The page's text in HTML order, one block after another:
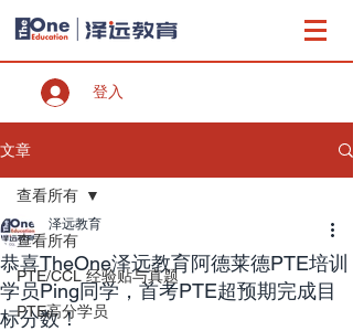
登入
文章
查看所有
PTE/CCL 经验贴与真题
PTE高分学员
查看所有
恭喜TheOne泽远教育阿德莱德PTE培训
学员Ping同学，首考PTE超预期完成目
标分数！
泽远教育